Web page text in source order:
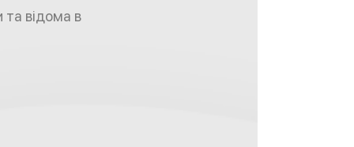
та відома в